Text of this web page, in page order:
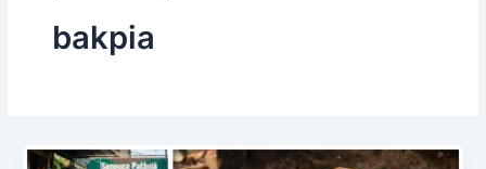
bakpia
Sejarah